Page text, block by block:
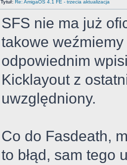
Tytuł: Re: AmigaOS 4.1 FE - trzecia aktualizacja
SFS nie ma już
takowe
odpowiednim
Kicklayout z
uwzględniony.
Co do Fasdeath,
to błąd, sam tego